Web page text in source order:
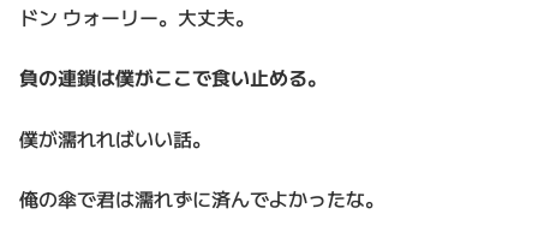
ドン ウォーリー。大丈夫。
負の連鎖は僕がここで食い止める。
僕が濡れればいい話。
俺の傘で君は濡れずに済んでよかったな。